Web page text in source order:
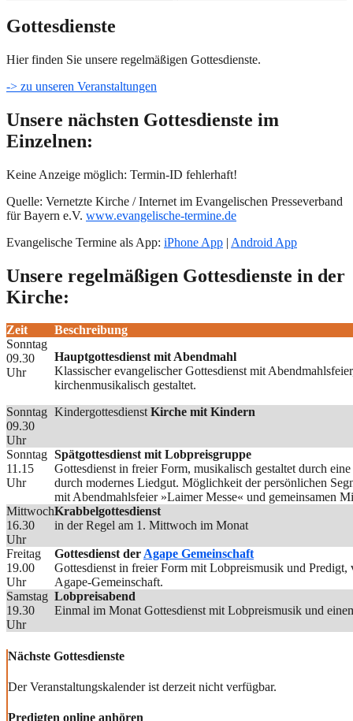
Gottesdienste
Hier finden Sie unsere regelmäßigen Gottesdienste.
-> zu unseren Veranstaltungen
Unsere nächsten Gottesdienste im
Einzelnen:
Keine Anzeige möglich: Termin-ID fehlerhaft!
Quelle: Vernetzte Kirche / Internet im Evangelischen Presseverband
für Bayern e.V. www.evangelische-termine.de
Evangelische Termine als App: iPhone App | Android App
Unsere regelmäßigen Gottesdienste in der
Kirche:
Zeit
Beschreibung
Sonntag
09.30
Uhr
Hauptgottesdienst mit Abendmahl
Klassischer evangelischer Gottesdienst mit
kirchenmusikalisch gestaltet.
Sonntag
09.30
Uhr
KindergottesdienstKirche mit Kindern
Sonntag
11.15
Uhr
Spätgottesdienst mit Lobpreisgruppe
Gottesdienst in freier Form, musikalisch gestaltet durch
durch modernes Liedgut. Möglichkeit der persönlichen
mit Abendmahlsfeier »Laimer Messe« und gemeinsamen
Mittwoch
16.30
Uhr
Krabbelgottesdienst
in der Regel am 1. Mittwoch im Monat
Freitag
19.00
Uhr
Gottesdienst derAgape Gemeinschaft
Gottesdienst in freier Form mit Lobpreismusik und Predigt,
Agape-Gemeinschaft.
Samstag
19.30
Uhr
Lobpreisabend
Einmal im Monat Gottesdienst mit Lobpreismusik und
Nächste Gottesdienste
Der Veranstaltungskalender ist derzeit nicht verfügbar.
Predigten online anhören